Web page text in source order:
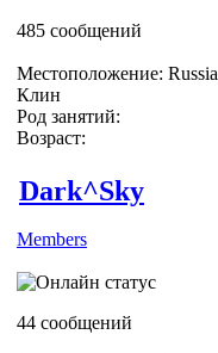
485 сообщений
Местоположение: Russia
Клин
Род занятий:
Возраст:
Dark^Sky
Members
44 сообщений